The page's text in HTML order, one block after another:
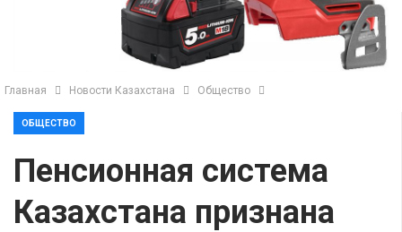
Главная Новости Казахстана Общество
ОБЩЕСТВО
Пенсионная система
Казахстана признана